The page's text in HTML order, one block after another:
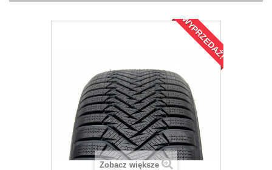
WYPRZEDAŻ!
Zobacz większe